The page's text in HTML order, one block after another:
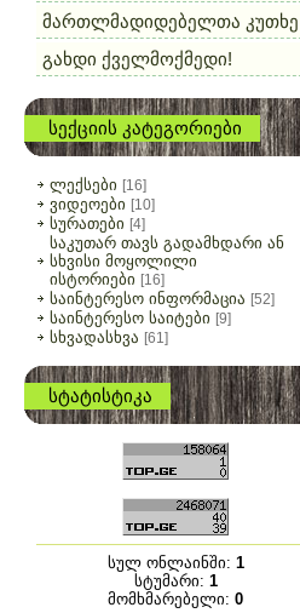
მართლმადიდებელთა კუთხე
გახდი ქველმოქმედი!
სექციის კატეგორიები
ლექსები [16]
ვიდეოები [10]
სურათები [4]
საკუთარ თავს გადამხდარი ან
სხვისი მოყოლილი
ისტორიები [16]
საინტერესო ინფორმაცია [52]
საინტერესო საიტები [9]
სხვადასხვა [61]
სტატისტიკა
სულ ონლაინში: 1
სტუმარი: 1
მომხმარებელი: 0